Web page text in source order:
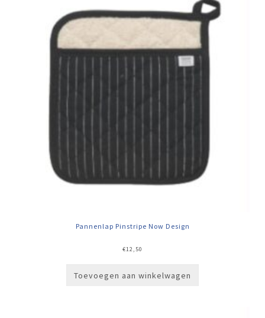
Pannenlap Pinstripe Now Design
€12,50
Toevoegen aan winkelwagen